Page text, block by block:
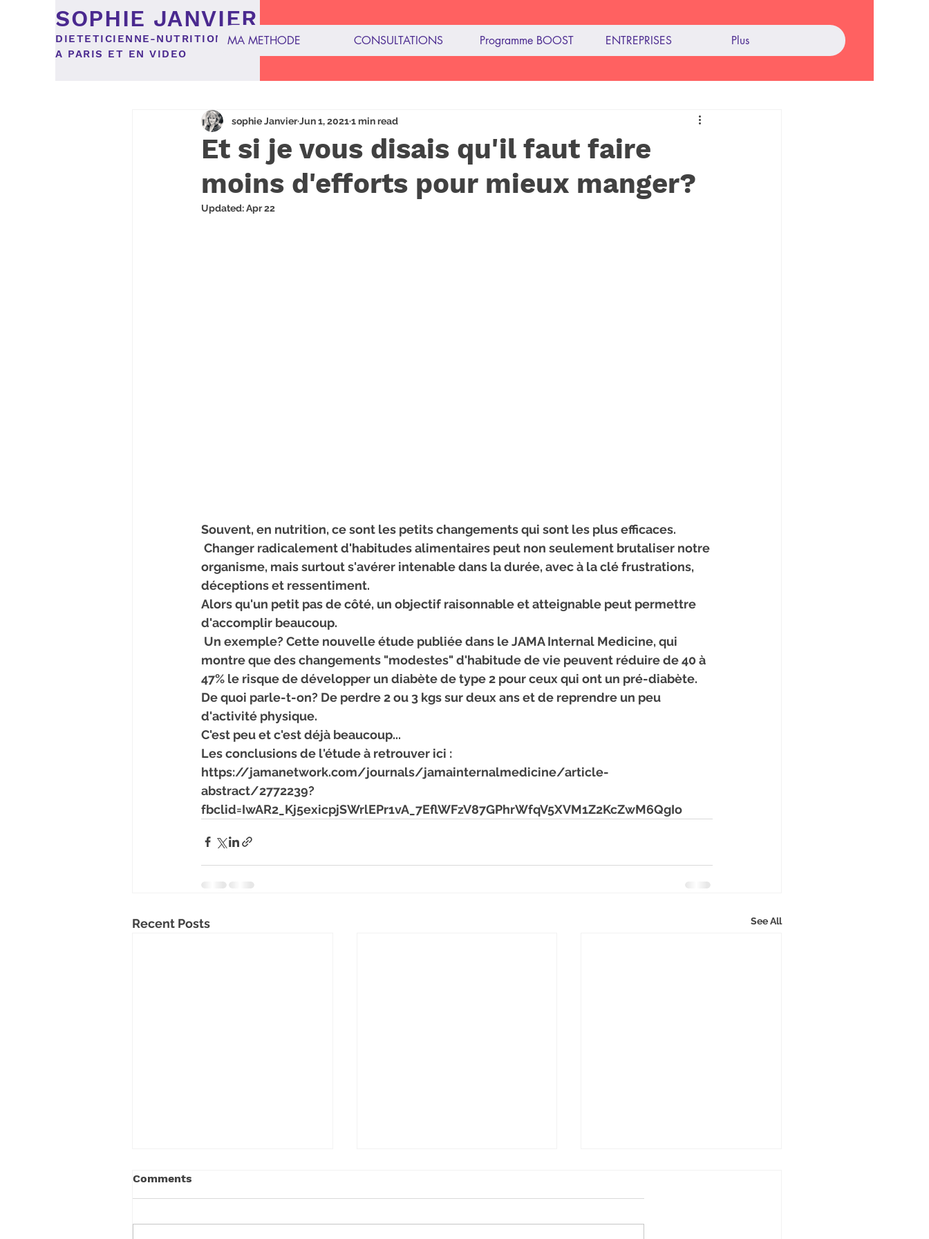
SOPHIE JANVIER
DIETETICIENNE-NUTRITIONNISTE
A PARIS ET EN VIDEO
MA METHODE CONSULTATIONS Programme BOOST ENTREPRISES Plus
Et si je vous disais qu'il faut faire
moins d'efforts pour mieux manger?
sophie JanvierJun 1, 20211 min read
Updated:Apr 22
Souvent, en nutrition, ce sont les petits changements qui sont les plus efficaces.
organisme, mais surtout s'avérer intenable dans la durée, avec à la clé frustrations,
déceptions et ressentiment.
Alors qu'un petit pas de côté, un objectif raisonnable et atteignable peut permettre
d'accomplir beaucoup.
montre que des changements "modestes" d'habitude de vie peuvent réduire de 40 à
47% le risque de développer un diabète de type 2 pour ceux qui ont un pré-diabète.
De quoi parle-t-on? De perdre 2 ou 3 kgs sur deux ans et de reprendre un peu
d'activité physique.
C'est peu et c'est déjà beaucoup...
Les conclusions de l'étude à retrouver ici :
https://jamanetwork.com/journals/jamainternalmedicine/article-
abstract/2772239?
fbclid=IwAR2_Kj5exicpjSWrlEPr1vA_7EflWFzV87GPhrWfqV5XVM1Z2KcZwM6QgIo
Recent Posts See All
Comments